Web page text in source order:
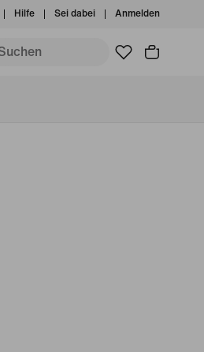
Hilfe Sei dabei Anmelden